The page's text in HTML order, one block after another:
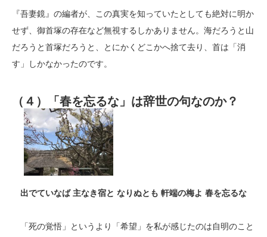
『吾妻鏡』の編者が、この真実を知っていたとしても絶対に明か
せず、御首塚の存在など無視するしかありません。海だろうと山
だろうと首塚だろうと、とにかくどこかへ捨て去り、首は「消
す」しかなかったのです。
（４）「春を忘るな」は辞世の句なのか？
出でていなば 主なき宿と なりぬとも 軒端の梅よ 春を忘るな
「死の覚悟」というより「希望」を私が感じたのは自明のこと